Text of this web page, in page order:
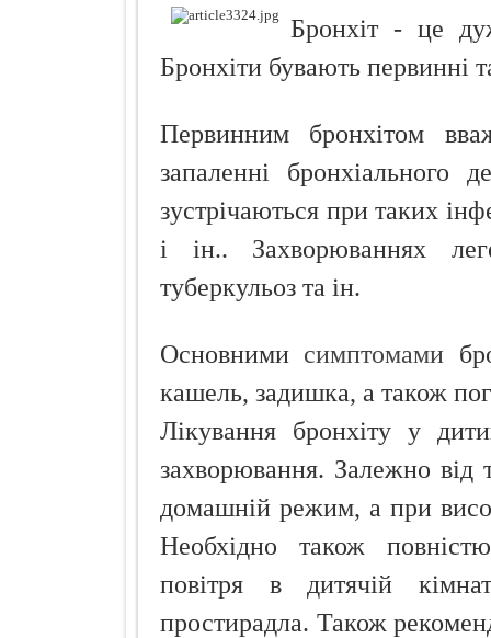
Як
Бронхіт - це
Бронхіти бувають первинні
Первинним бронхітом
запаленні бронхіального
зустрічаються при таких
і ін.. Захворюваннях
туберкульоз та ін.
Основними симптомами
кашель, задишка, а також
Лікування бронхіту у
захворювання. Залежно від
домашній режим, а при
Необхідно також
повітря в дитячій
простирадла. Також